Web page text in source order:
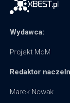
Wydawca:
Projekt MdM
Redaktor
Marek Nowak